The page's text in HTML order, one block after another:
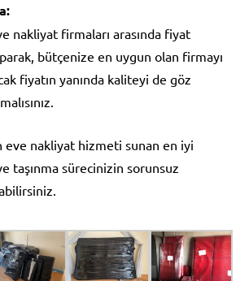
nakliyat firmaları arasında fiyat
bütçenize en uygun olan firmayı
fiyatın yanında kaliteyi de göz
eve nakliyat hizmeti sunan en iyi
taşınma sürecinizin sorunsuz